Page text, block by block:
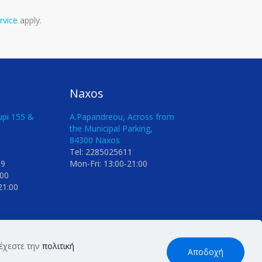
apply.
155 &
Naxos
Α.Papandreou, Across from
the Municipal Parking,
84300 Naxos
Tel: 2285025611
Mon-Fri: 13:00-21:00
τηνπολιτική
Αποδοχή